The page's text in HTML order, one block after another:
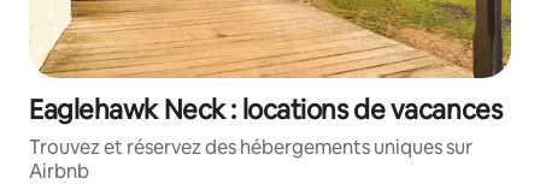
Eaglehawk Neck : locations de vacances
Trouvez et réservez des hébergements uniques sur
Airbnb